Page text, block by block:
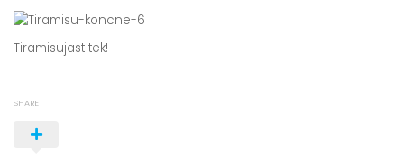
Tiramisujast tek!
SHARE